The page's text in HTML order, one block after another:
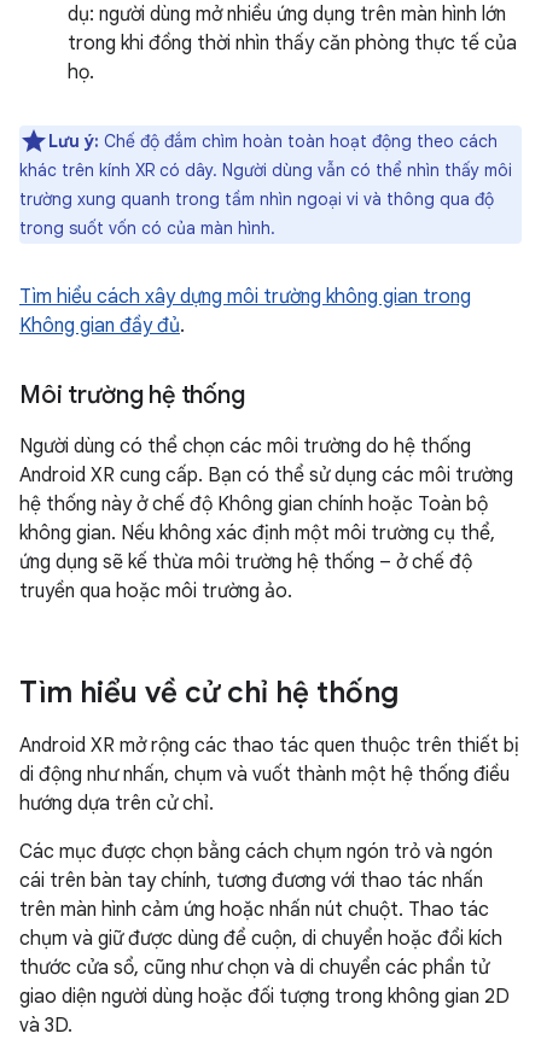
dụ: người dùng mở nhiều ứng dụng trên màn hình lớn
trong khi đồng thời nhìn thấy căn phòng thực tế của
họ.
Lưu ý: Chế độ đắm chìm hoàn toàn hoạt động theo cách
khác trên kính XR có dây. Người dùng vẫn có thể nhìn thấy môi
trường xung quanh trong tầm nhìn ngoại vi và thông qua độ
trong suốt vốn có của màn hình.
Tìm hiểu cách xây dựng môi trường không gian trong
Không gian đầy đủ.
Môi trường hệ thống
Người dùng có thể chọn các môi trường do hệ thống
Android XR cung cấp. Bạn có thể sử dụng các môi trường
hệ thống này ở chế độ Không gian chính hoặc Toàn bộ
không gian. Nếu không xác định một môi trường cụ thể,
ứng dụng sẽ kế thừa môi trường hệ thống – ở chế độ
truyền qua hoặc môi trường ảo.
Tìm hiểu về cử chỉ hệ thống
Android XR mở rộng các thao tác quen thuộc trên thiết bị
di động như nhấn, chụm và vuốt thành một hệ thống điều
hướng dựa trên cử chỉ.
Các mục được chọn bằng cách chụm ngón trỏ và ngón
cái trên bàn tay chính, tương đương với thao tác nhấn
trên màn hình cảm ứng hoặc nhấn nút chuột. Thao tác
chụm và giữ được dùng để cuộn, di chuyển hoặc đổi kích
thước cửa sổ, cũng như chọn và di chuyển các phần tử
giao diện người dùng hoặc đối tượng trong không gian 2D
và 3D.